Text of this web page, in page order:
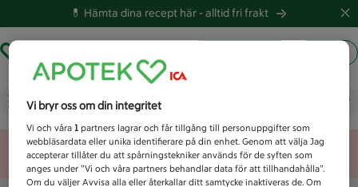
💊 Hämta dina recept här -alltid fri frakt
Vad letar du efter idag?
Unknown error
Vi bryr oss om din integritet
Vi och våra1 partners lagrar och får tillgång till personuppgifter som
webbläsardata eller unika identifierare på din enhet. Genom att välja Jag
accepterar tillåter du att spårningstekniker används för de syften som
anges under ”Vi och våra partners behandlar data för att tillhandahålla”.
Om du väljer Avvisa alla eller återkallar ditt samtycke inaktiveras de. Om